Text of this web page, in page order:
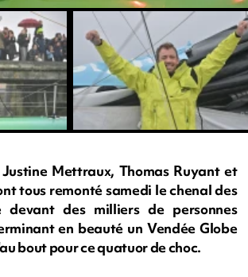
Mettraux, Thomas Ruyant et
tous remonté samedi le chenal des
devant des milliers de personnes
en beauté un Vendée Globe
bout pour ce quatuor de choc.